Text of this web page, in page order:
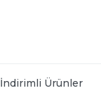
İndirimli Ürünler